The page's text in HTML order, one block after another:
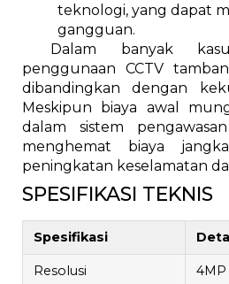
teknologi, yang dapat
gangguan.
Dalam banyak
penggunaan CCTV
dibandingkan dengan
Meskipun biaya awal
dalam sistem
menghemat biaya
peningkatan keselamatan
SPESIFIKASI TEKNIS
Spesifikasi
Resolusi 4MP